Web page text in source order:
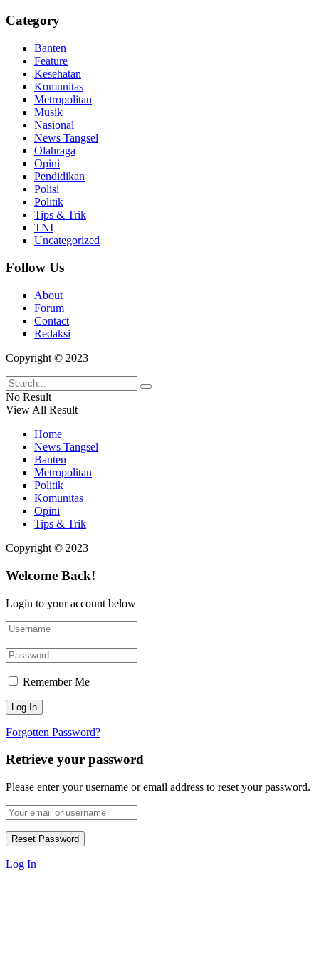
Category
Banten
Feature
Kesehatan
Komunitas
Metropolitan
Musik
Nasional
News Tangsel
Olahraga
Opini
Pendidikan
Polisi
Politik
Tips & Trik
TNI
Uncategorized
Follow Us
About
Forum
Contact
Redaksi
Copyright © 2023
No Result
View All Result
Home
News Tangsel
Banten
Metropolitan
Politik
Komunitas
Opini
Tips & Trik
Copyright © 2023
Welcome Back!
Login to your account below
Remember Me
Forgotten Password?
Retrieve your password
Please enter your username or email address to reset your password.
Log In